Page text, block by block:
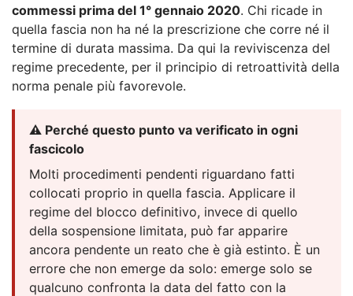
commessi prima del 1° gennaio 2020. Chi ricade in
quella fascia non ha né la prescrizione che corre né il
termine di durata massima. Da qui la reviviscenza del
regime precedente, per il principio di retroattività della
norma penale più favorevole.
⚠️ Perché questo punto va verificato in ogni
fascicolo
Molti procedimenti pendenti riguardano fatti
collocati proprio in quella fascia. Applicare il
regime del blocco definitivo, invece di quello
della sospensione limitata, può far apparire
ancora pendente un reato che è già estinto. È un
errore che non emerge da solo: emerge solo se
qualcuno confronta la data del fatto con la